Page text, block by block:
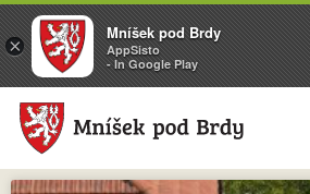
×
Mníšek pod Brdy
AppSisto
- In Google Play